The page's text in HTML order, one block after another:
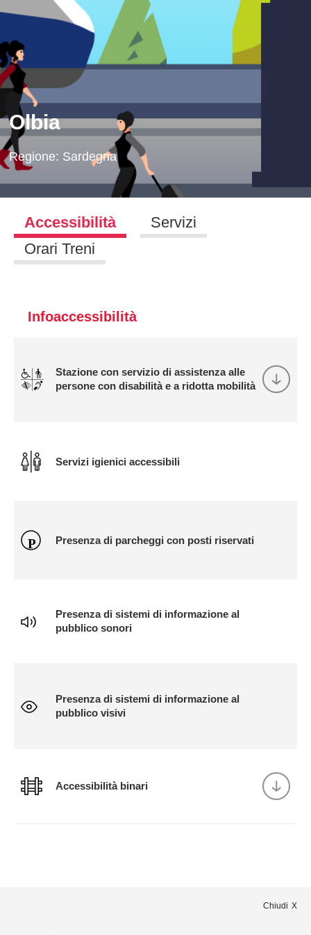
Olbia
Regione: Sardegna
Accessibilità
Servizi
Orari Treni
Infoaccessibilità
Stazione con servizio di assistenza alle
persone con disabilità e a ridotta mobilità
Servizi igienici accessibili
Presenza di parcheggi con posti riservati
Presenza di sistemi di informazione al
pubblico sonori
Presenza di sistemi di informazione al
pubblico visivi
Accessibilità binari
Chiudi